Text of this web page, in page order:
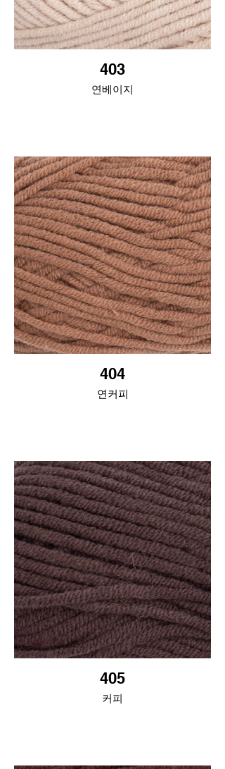
403
연베이지
404
연커피
405
커피